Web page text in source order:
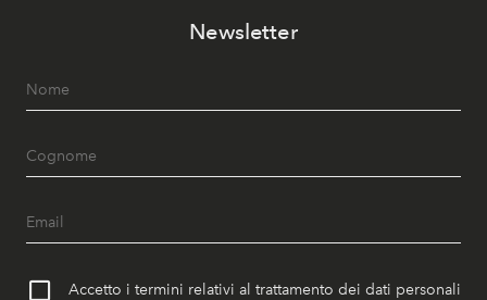
Newsletter
Accetto i termini relativi al trattamento dei dati personali